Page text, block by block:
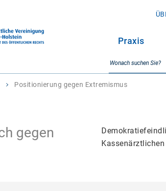
Praxis
SUCHE
Suchbegriff
Positionierung gegen Extremismus
gegen